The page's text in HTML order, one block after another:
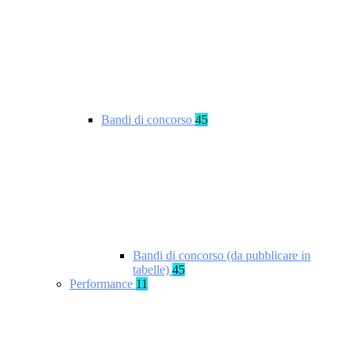
Bandi di concorso 45
Bandi di concorso (da pubblicare in
tabelle) 45
Performance 11